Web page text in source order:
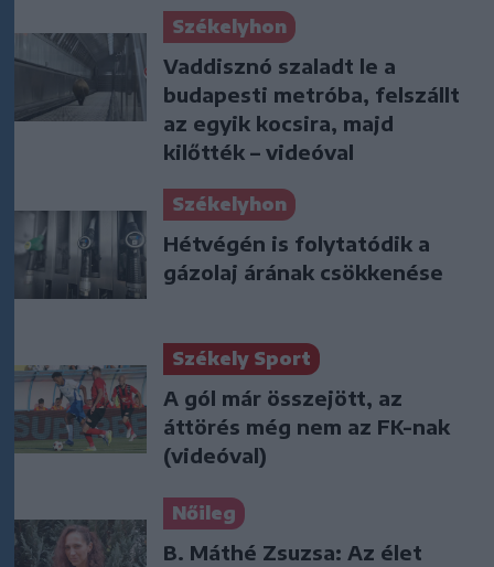
Székelyhon
Vaddisznó szaladt le a
budapesti metróba, felszállt
az egyik kocsira, majd
kilőtték – videóval
Székelyhon
Hétvégén is folytatódik a
gázolaj árának csökkenése
Székely Sport
A gól már összejött, az
áttörés még nem az FK-nak
(videóval)
Nőileg
B. Máthé Zsuzsa: Az élet